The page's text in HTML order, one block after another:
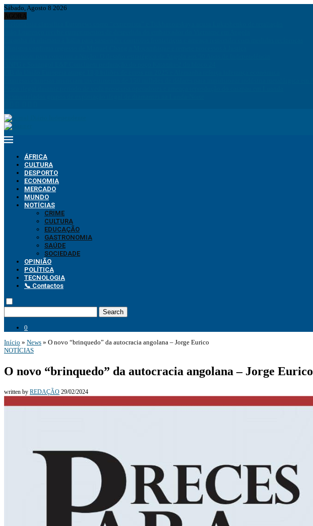
Sábado, Agosto 8 2026
ÁFRICA
CULTURA
DESPORTO
ECONOMIA
MERCADO
MUNDO
NOTÍCIAS
CRIME
CULTURA
EDUCAÇÃO
GASTRONOMIA
SAÚDE
SOCIEDADE
OPINIÃO
POLÍTICA
TECNOLOGIA
📞 Contactos
Search
0
Início » News » O novo “brinquedo” da autocracia angolana – Jorge Eurico
NOTÍCIAS
O novo “brinquedo” da autocracia angolana – Jorge Eurico
written by REDAÇÃO 29/02/2024